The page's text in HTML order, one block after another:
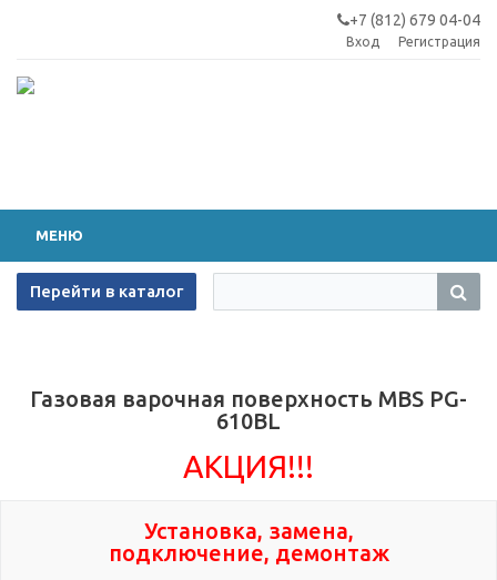
+7 (812) 679 04-04
Вход Регистрация
МЕНЮ
Перейти в каталог
Газовая варочная поверхность MBS PG-
610BL
АКЦИЯ!!!
Установка, замена,
подключение, демонтаж